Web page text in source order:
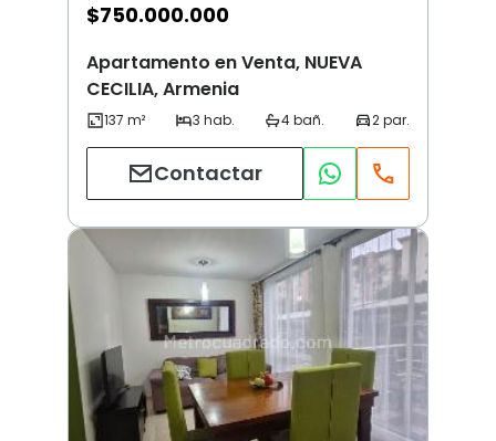
$750.000.000
Apartamento en Venta, NUEVA
CECILIA, Armenia
Contactar